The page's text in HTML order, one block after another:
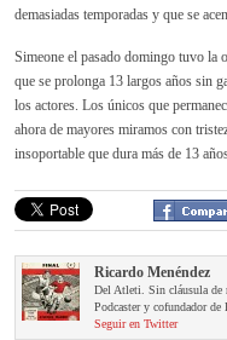
demasiadas temporadas y que se
Simeone el pasado domingo tuvo la
que se prolonga 13 largos años sin
los actores. Los únicos que
ahora de mayores miramos con
insoportable que dura más de 13
Ricardo Menéndez
Del Atleti. Sin cláusula de
Podcaster y cofundador
Seguir en Twitter